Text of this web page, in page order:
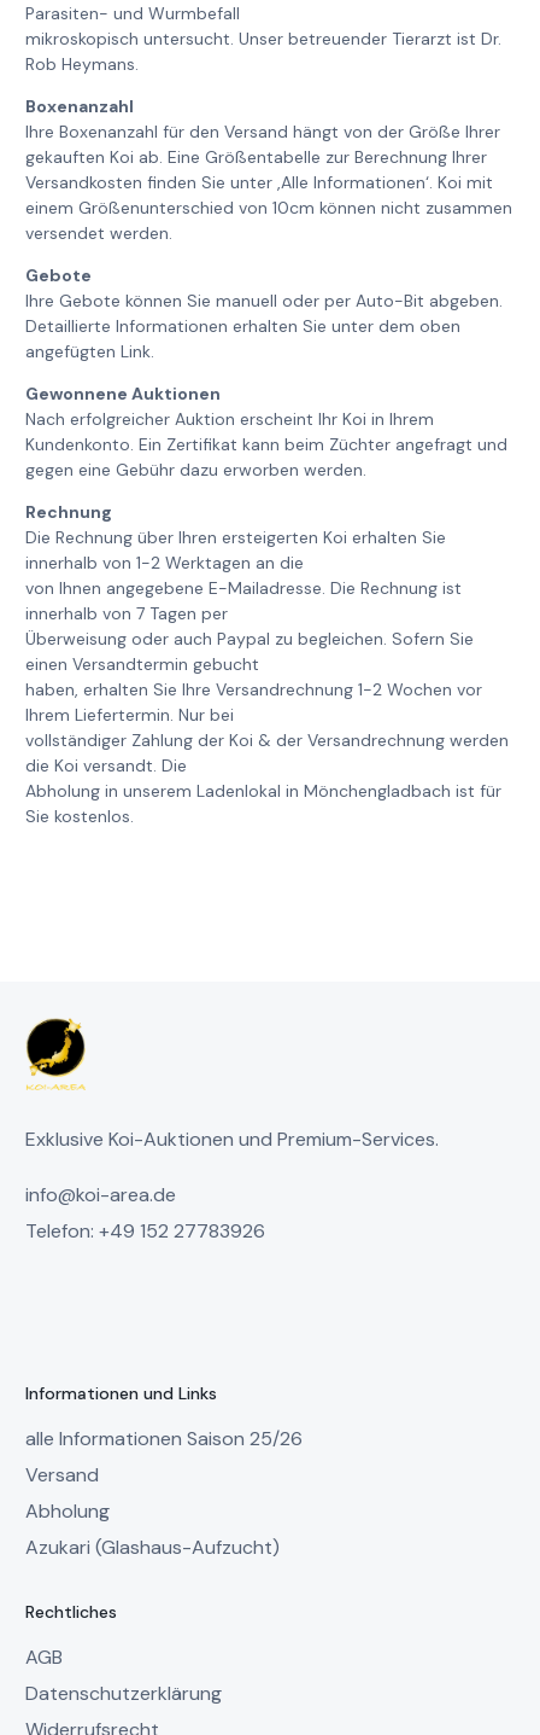
Parasiten- und Wurmbefall
mikroskopisch untersucht. Unser betreuender Tierarzt ist Dr.
Rob Heymans.
Boxenanzahl
Ihre Boxenanzahl für den Versand hängt von der Größe Ihrer
gekauften Koi ab. Eine Größentabelle zur Berechnung Ihrer
Versandkosten finden Sie unter ‚Alle Informationen‘. Koi mit
einem Größenunterschied von 10cm können nicht zusammen
versendet werden.
Gebote
Ihre Gebote können Sie manuell oder per Auto-Bit abgeben.
Detaillierte Informationen erhalten Sie unter dem oben
angefügten Link.
Gewonnene Auktionen
Nach erfolgreicher Auktion erscheint Ihr Koi in Ihrem
Kundenkonto. Ein Zertifikat kann beim Züchter angefragt und
gegen eine Gebühr dazu erworben werden.
Rechnung
Die Rechnung über Ihren ersteigerten Koi erhalten Sie
innerhalb von 1-2 Werktagen an die
von Ihnen angegebene E-Mailadresse. Die Rechnung ist
innerhalb von 7 Tagen per
Überweisung oder auch Paypal zu begleichen. Sofern Sie
einen Versandtermin gebucht
haben, erhalten Sie Ihre Versandrechnung 1-2 Wochen vor
Ihrem Liefertermin. Nur bei
vollständiger Zahlung der Koi & der Versandrechnung werden
die Koi versandt. Die
Abholung in unserem Ladenlokal in Mönchengladbach ist für
Sie kostenlos.
Exklusive Koi-Auktionen und Premium-Services.
info@koi-area.de
Telefon: +49 152 27783926
Informationen und Links
alle Informationen Saison 25/26
Versand
Abholung
Azukari (Glashaus-Aufzucht)
Rechtliches
AGB
Datenschutzerklärung